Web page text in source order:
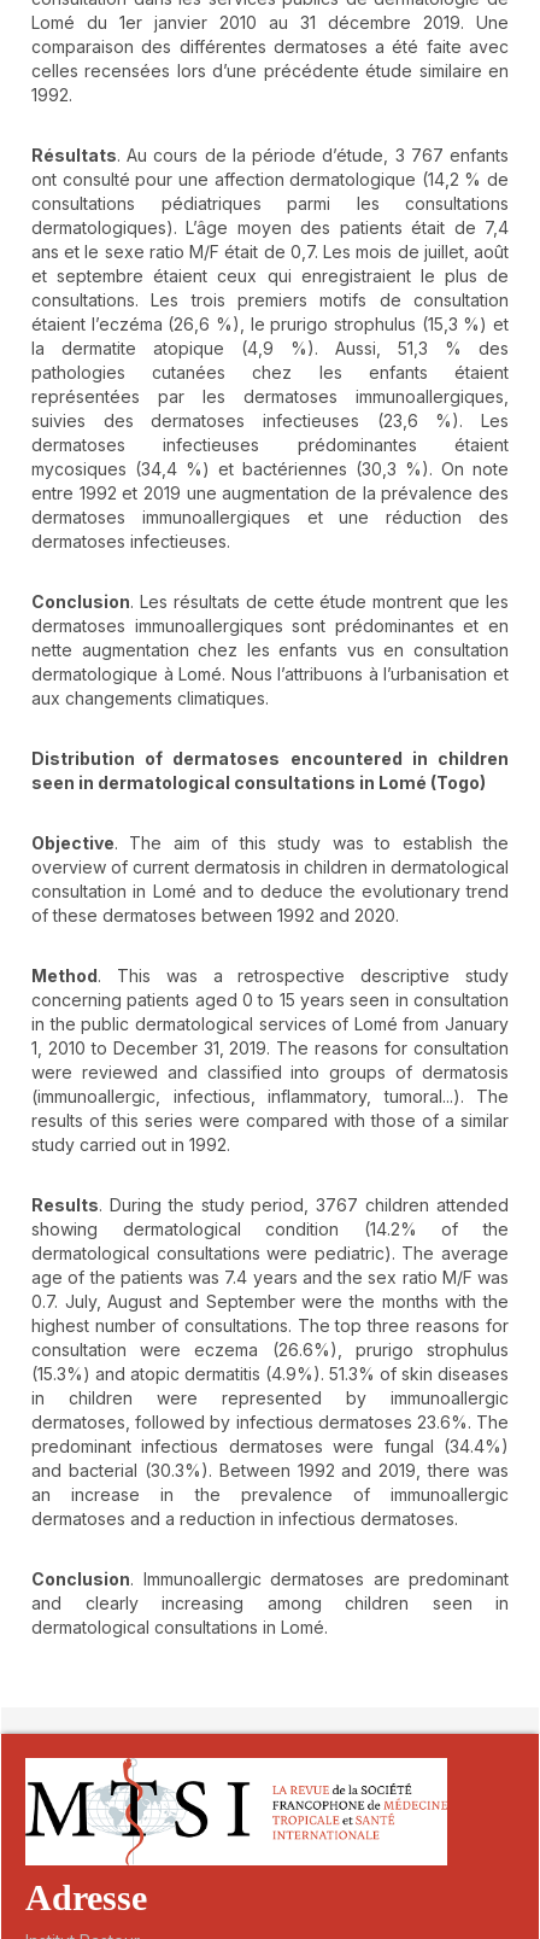
Lomé du 1er janvier 2010 au 31 décembre 2019. Une
comparaison des différentes dermatoses a été faite avec
celles recensées lors d’une précédente étude similaire en
1992.
Résultats. Au cours de la période d’étude, 3 767 enfants
ont consulté pour une affection dermatologique (14,2 % de
consultations pédiatriques parmi les consultations
dermatologiques). L’âge moyen des patients était de 7,4
ans et le sexe ratio M/F était de 0,7. Les mois de juillet, août
et septembre étaient ceux qui enregistraient le plus de
consultations. Les trois premiers motifs de consultation
étaient l’eczéma (26,6 %), le prurigo strophulus (15,3 %) et
la dermatite atopique (4,9 %). Aussi, 51,3 % des
pathologies cutanées chez les enfants étaient
représentées par les dermatoses immunoallergiques,
suivies des dermatoses infectieuses (23,6 %). Les
dermatoses infectieuses prédominantes étaient
mycosiques (34,4 %) et bactériennes (30,3 %). On note
entre 1992 et 2019 une augmentation de la prévalence des
dermatoses immunoallergiques et une réduction des
dermatoses infectieuses.
Conclusion. Les résultats de cette étude montrent que les
dermatoses immunoallergiques sont prédominantes et en
nette augmentation chez les enfants vus en consultation
dermatologique à Lomé. Nous l’attribuons à l’urbanisation et
aux changements climatiques.
Distribution of dermatoses encountered in children
seen in dermatological consultations in Lomé (Togo)
Objective. The aim of this study was to establish the
overview of current dermatosis in children in dermatological
consultation in Lomé and to deduce the evolutionary trend
of these dermatoses between 1992 and 2020.
Method. This was a retrospective descriptive study
concerning patients aged 0 to 15 years seen in consultation
in the public dermatological services of Lomé from January
1, 2010 to December 31, 2019. The reasons for consultation
were reviewed and classified into groups of dermatosis
(immunoallergic, infectious, inflammatory, tumoral...). The
results of this series were compared with those of a similar
study carried out in 1992.
Results. During the study period, 3767 children attended
showing dermatological condition (14.2% of the
dermatological consultations were pediatric). The average
age of the patients was 7.4 years and the sex ratio M/F was
0.7. July, August and September were the months with the
highest number of consultations. The top three reasons for
consultation were eczema (26.6%), prurigo strophulus
(15.3%) and atopic dermatitis (4.9%). 51.3% of skin diseases
in children were represented by immunoallergic
dermatoses, followed by infectious dermatoses 23.6%. The
predominant infectious dermatoses were fungal (34.4%)
and bacterial (30.3%). Between 1992 and 2019, there was
an increase in the prevalence of immunoallergic
dermatoses and a reduction in infectious dermatoses.
Conclusion. Immunoallergic dermatoses are predominant
and clearly increasing among children seen in
dermatological consultations in Lomé.
Adresse